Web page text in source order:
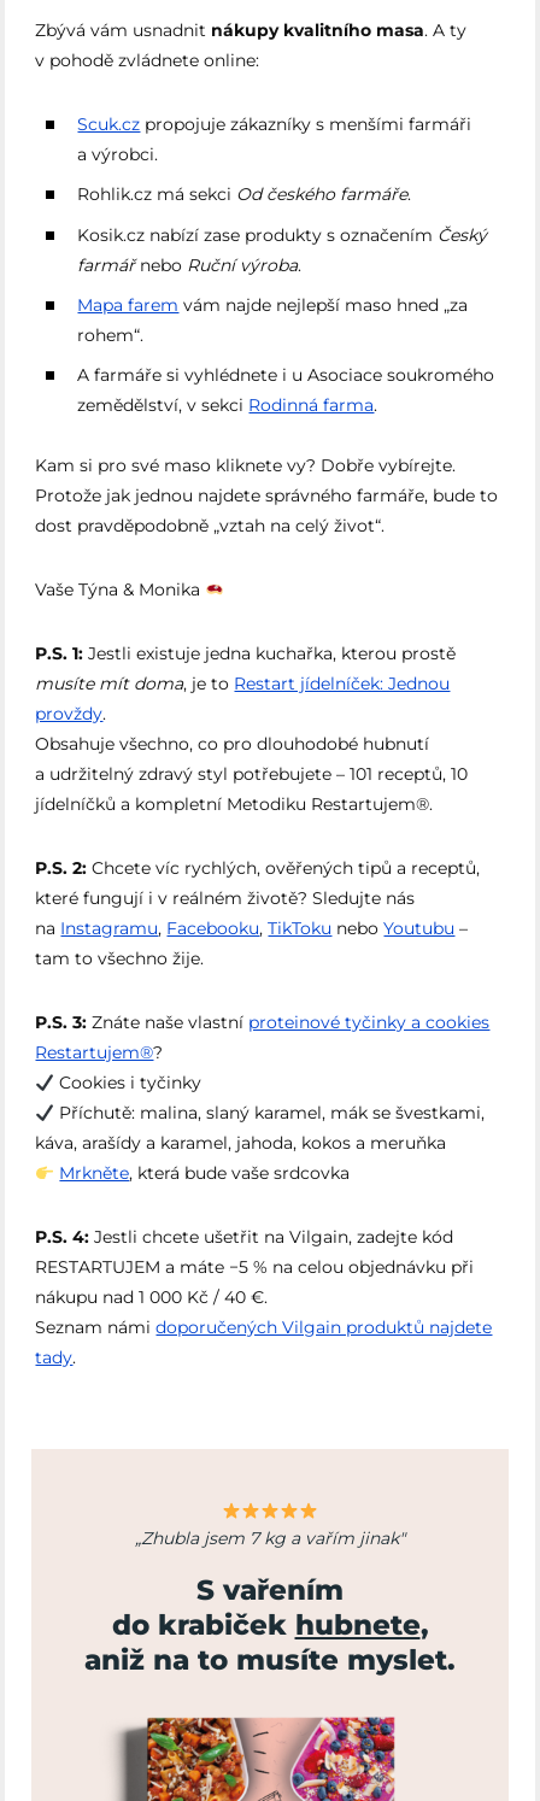
Zbývá vám usnadnit nákupy kvalitního masa. A ty
v pohodě zvládnete online:
Scuk.cz propojuje zákazníky s menšími farmáři
a výrobci.
Rohlik.cz má sekci Od českého farmáře.
Kosik.cz nabízí zase produkty s označením Český
farmářnebo Ruční výroba.
Mapa farem vám najde nejlepší maso hned „za
rohem“.
A farmáře si vyhlédnete i u Asociace soukromého
zemědělství, v sekci Rodinná farma.
Kam si pro své maso kliknete vy? Dobře vybírejte.
Protože jak jednou najdete správného farmáře, bude to
dost pravděpodobně „vztah na celý život“.
Vaše Týna & Monika
P.S. 1: Jestli existuje jedna kuchařka, kterou prostě
musíte mít doma, je to Restart jídelníček: Jednou
provždy.
Obsahuje všechno, co pro dlouhodobé hubnutí
a udržitelný zdravý styl potřebujete – 101 receptů, 10
jídelníčků a kompletní Metodiku Restartujem®.
P.S. 2: Chcete víc rychlých, ověřených tipů a receptů,
které fungují i v reálném životě? Sledujte nás
na Instagramu, Facebooku,TikToku neboYoutubu –
tam to všechno žije.
P.S. 3: Znáte naše vlastní proteinové tyčinky a cookies
Restartujem®?
Cookies i tyčinky
Příchutě: malina, slaný karamel, mák se švestkami,
káva, arašídy a karamel, jahoda, kokos a meruňka
Mrkněte, která bude vaše srdcovka
P.S. 4: Jestli chcete ušetřit na Vilgain, zadejte kód
RESTARTUJEM a máte −5 % na celou objednávku při
nákupu nad 1 000 Kč / 40 €.
Seznam námidoporučených Vilgain produktů najdete
tady.
„Zhubla jsem 7 kg a vařím jinak"
S vařením
do krabiček hubnete,
aniž na to musíte myslet.